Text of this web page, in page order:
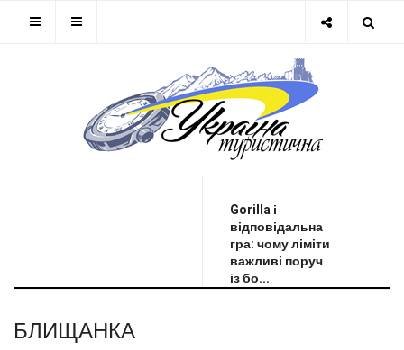
Gorilla і
відповідальна
гра: чому ліміти
важливі поруч
із бо...
БЛИЩАНКА